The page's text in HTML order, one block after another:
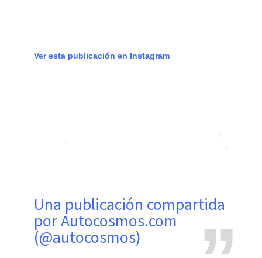
Ver esta publicación en Instagram
Una publicación compartida
por Autocosmos.com
(@autocosmos)